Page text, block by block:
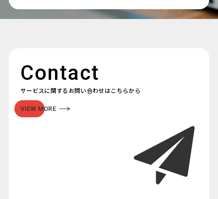
Contact
サービスに関するお問い合わせはこちらから
VIEW MORE